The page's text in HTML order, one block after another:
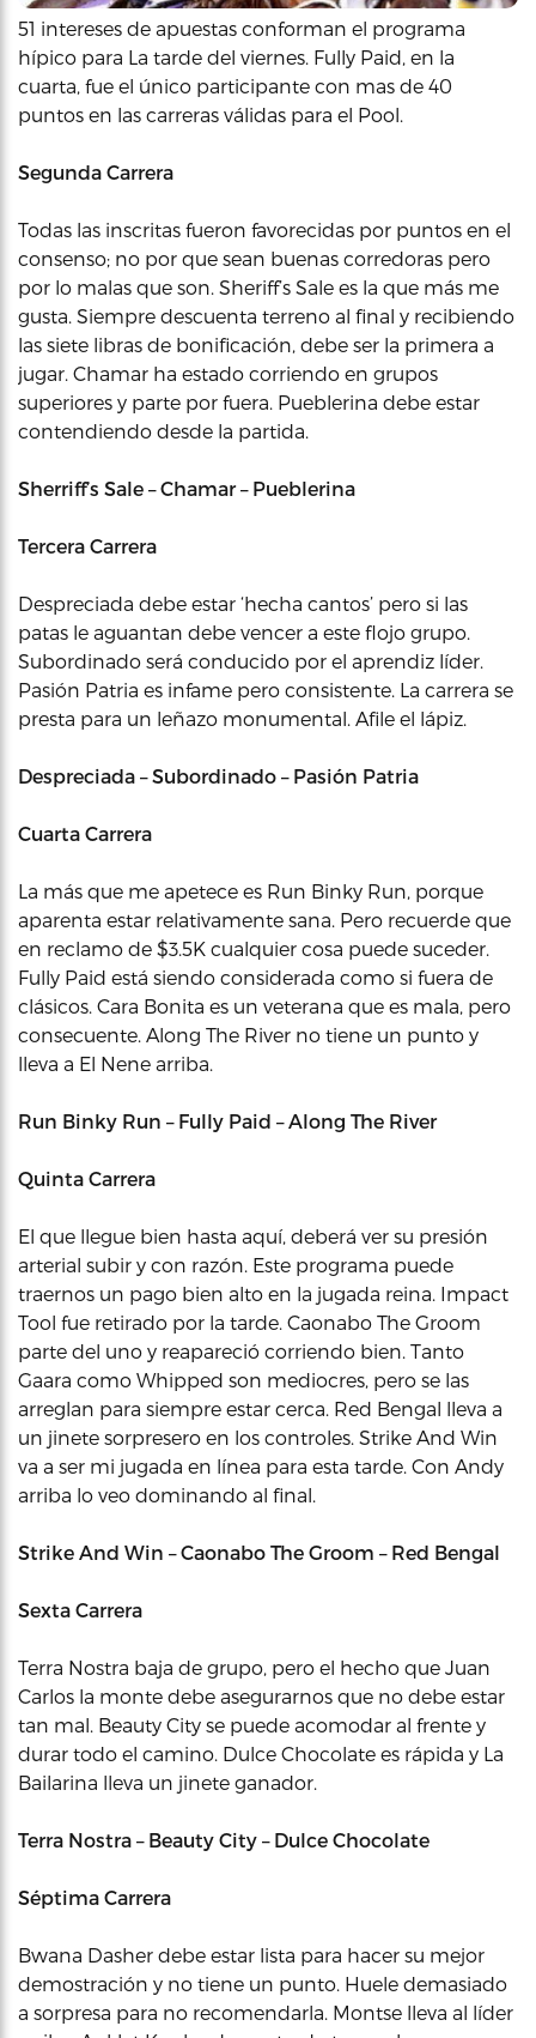
51 intereses de apuestas conforman el programa
hípico para La tarde del viernes. Fully Paid, en la
cuarta, fue el único participante con mas de 40
puntos en las carreras válidas para el Pool.
Segunda Carrera
Todas las inscritas fueron favorecidas por puntos en el
consenso; no por que sean buenas corredoras pero
por lo malas que son. Sheriff’s Sale es la que más me
gusta. Siempre descuenta terreno al final y recibiendo
las siete libras de bonificación, debe ser la primera a
jugar. Chamar ha estado corriendo en grupos
superiores y parte por fuera. Pueblerina debe estar
contendiendo desde la partida.
Sherriff’s Sale – Chamar – Pueblerina
Tercera Carrera
Despreciada debe estar ‘hecha cantos’ pero si las
patas le aguantan debe vencer a este flojo grupo.
Subordinado será conducido por el aprendiz líder.
Pasión Patria es infame pero consistente. La carrera se
presta para un leñazo monumental. Afile el lápiz.
Despreciada – Subordinado – Pasión Patria
Cuarta Carrera
La más que me apetece es Run Binky Run, porque
aparenta estar relativamente sana. Pero recuerde que
en reclamo de $3.5K cualquier cosa puede suceder.
Fully Paid está siendo considerada como si fuera de
clásicos. Cara Bonita es un veterana que es mala, pero
consecuente. Along The River no tiene un punto y
lleva a El Nene arriba.
Run Binky Run – Fully Paid – Along The River
Quinta Carrera
El que llegue bien hasta aquí, deberá ver su presión
arterial subir y con razón. Este programa puede
traernos un pago bien alto en la jugada reina. Impact
Tool fue retirado por la tarde. Caonabo The Groom
parte del uno y reapareció corriendo bien. Tanto
Gaara como Whipped son mediocres, pero se las
arreglan para siempre estar cerca. Red Bengal lleva a
un jinete sorpresero en los controles. Strike And Win
va a ser mi jugada en línea para esta tarde. Con Andy
arriba lo veo dominando al final.
Strike And Win – Caonabo The Groom – Red Bengal
Sexta Carrera
Terra Nostra baja de grupo, pero el hecho que Juan
Carlos la monte debe asegurarnos que no debe estar
tan mal. Beauty City se puede acomodar al frente y
durar todo el camino. Dulce Chocolate es rápida y La
Bailarina lleva un jinete ganador.
Terra Nostra – Beauty City – Dulce Chocolate
Séptima Carrera
Bwana Dasher debe estar lista para hacer su mejor
demostración y no tiene un punto. Huele demasiado
a sorpresa para no recomendarla. Montse lleva al líder